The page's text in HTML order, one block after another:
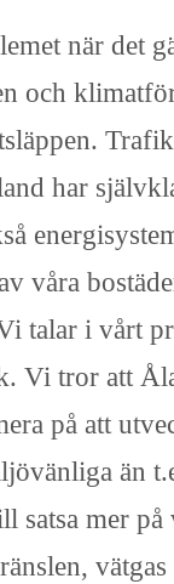
när det
och
har
våra
talar i vårt
Vi tror att
på att
än
satsa mer
vätgas